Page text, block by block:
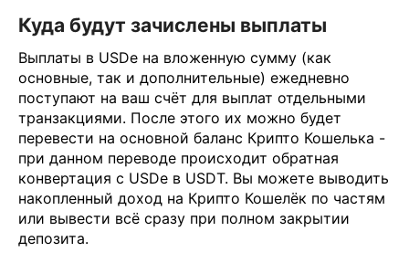
Куда будут зачислены выплаты
Выплаты в USDe на вложенную сумму (как
основные, так и дополнительные) ежедневно
поступают на ваш счёт для выплат отдельными
транзакциями. После этого их можно будет
перевести на основной баланс Крипто Кошелька -
при данном переводе происходит обратная
конвертация с USDe в USDT. Вы можете выводить
накопленный доход на Крипто Кошелёк по частям
или вывести всё сразу при полном закрытии
депозита.